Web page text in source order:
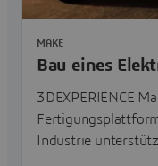
Bau eines
3DEXPERIENCE
Industrie
MAKE